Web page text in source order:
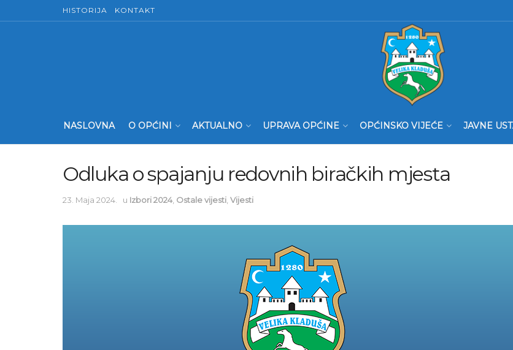
HISTORIJA KONTAKT
NASLOVNA O OPĆINI AKTUALNO UPRAVA OPĆINE OPĆINSKO VIJEĆE JAVNE
Odluka o spajanju redovnih biračkih mjesta
23. Maja 2024. u Izbori 2024, Ostale vijesti Vijesti